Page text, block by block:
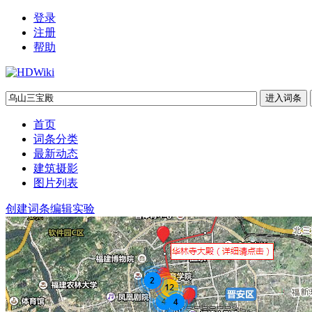
登录
注册
帮助
首页
词条分类
最新动态
建筑摄影
图片列表
创建词条编辑实验